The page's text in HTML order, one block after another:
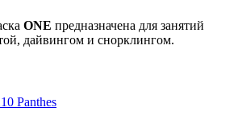
ONE предназначена для занятий
дайвингом и снорклингом.